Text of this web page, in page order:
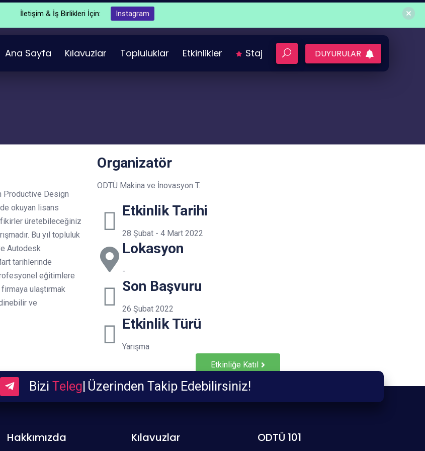
Ana Sayfa Kılavuzlar Topluluklar Etkinlikler Staj DUYURULAR
Productive Design
okuyan lisans
fikirler üretebileceğiniz
Bu yıl topluluk
Autodesk
tarihlerinde
eğitimlere
ulaştırmak
ve
Organizatör
ODTÜ Makina ve İnovasyon T.
Etkinlik Tarihi
28 Şubat - 4 Mart 2022
Lokasyon
-
Son Başvuru
26 Şubat 2022
Etkinlik Türü
Yarışma
Etkinliğe Katıl
Bizi Telegra| Üzerinden Takip Edebilirsiniz!
Hakkımızda Kılavuzlar ODTÜ 101
İletişim & İş Birlikleri İçin: Instagram